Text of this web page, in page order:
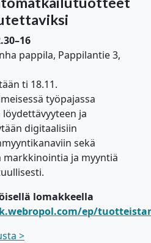
pappila, Pappilantie 3,
ti 18.11.
työpajassa
ja
digitaalisiin
sekä
ja myyntiä
lomakkeella
ep/
>